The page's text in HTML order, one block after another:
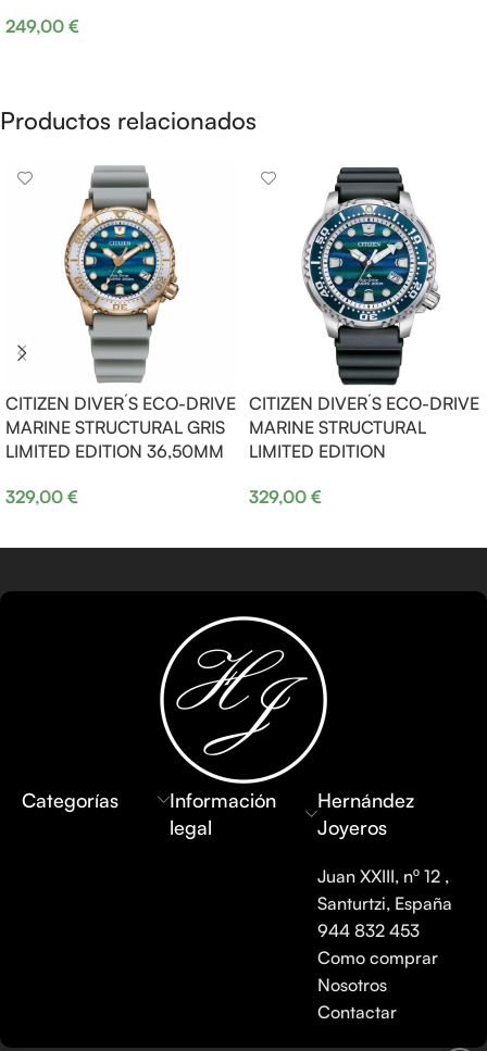
249,00 €
Productos relacionados
CITIZEN DIVER´S ECO-DRIVE
MARINE STRUCTURAL GRIS
LIMITED EDITION 36,50MM
329,00 €
CITIZEN DIVER´S ECO-DRIVE
MARINE STRUCTURAL
LIMITED EDITION
329,00 €
Categorías
Información
legal
Hernández
Joyeros
Juan XXIII, nº 12 ,
Santurtzi, España
944 832 453
Como comprar
Nosotros
Contactar